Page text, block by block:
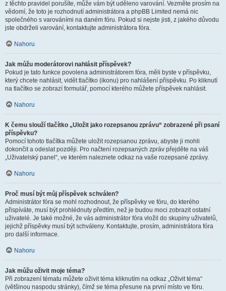
z těchto pravidel porušíte, může vám být uděleno varování. Vezměte prosím na
vědomí, že toto je rozhodnutí administrátora a phpBB Limited nemá nic
společného s varováními na daném fóru. Pokud si nejste jisti, z jakého důvodu
jste obdrželi varování, kontaktujte administrátora fóra.
Nahoru
Jak můžu moderátorovi nahlásit příspěvek?
Pokud je tato funkce povolena administrátorem fóra, měli byste v příspěvku,
který chcete nahlásit, vidět tlačítko (ikonu) pro nahlášení příspěvku. Po kliknutí
na tlačítko se zobrazí formulář, pomocí kterého můžete příspěvek nahlásit.
Nahoru
K čemu slouží tlačítko „Uložit jako rozepsanou zprávu“ zobrazené při psaní
příspěvku?
Pomocí tohoto tlačítka můžete uložit rozepsanou zprávu, abyste ji mohli
dokončit a odeslat později. Pro načtení rozepsaných zpráv přejděte na váš
„Uživatelský panel“, ve kterém naleznete odkaz na vaše rozepsané zprávy.
Nahoru
Proč musí být můj příspěvek schválen?
Administrátor fóra se mohl rozhodnout, že příspěvky ve fóru, do kterého
přispíváte, musí být prohlédnuty předtím, než je budou moci zobrazit ostatní
uživatelé. Je také možné, že vás administrátor fóra vložil do skupiny uživatelů,
jejichž příspěvky musí být schváleny. Kontaktujte, prosím, administrátora fóra
pro další informace.
Nahoru
Jak můžu oživit moje téma?
Při zobrazení tématu můžete oživit téma kliknutím na odkaz „Oživit téma“
(většinou naspodu stránky), čímž se téma přesune na první místo ve fóru.